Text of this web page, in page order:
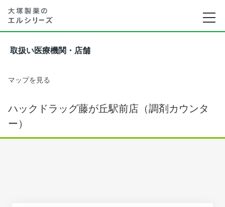
取扱い医療機関・店舗
マップを見る
ハックドラッグ藤が丘駅前店（調剤カウンタ
ー）